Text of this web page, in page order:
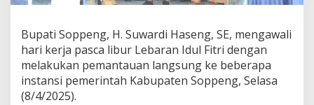
Bupati Soppeng, H. Suwardi Haseng, SE, mengawali
hari kerja pasca libur Lebaran Idul Fitri dengan
melakukan pemantauan langsung ke beberapa
instansi pemerintah Kabupaten Soppeng, Selasa
(8/4/2025).